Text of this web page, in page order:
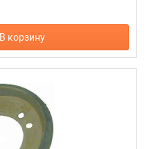
В корзину